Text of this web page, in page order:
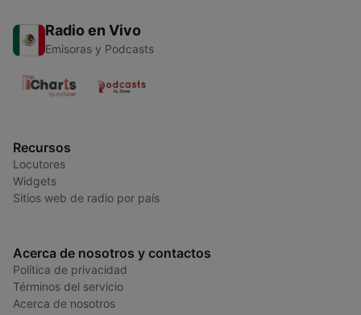
Radio en Vivo
Emisoras y Podcasts
Recursos
Locutores
Widgets
Sitios web de radio por país
Acerca de nosotros y contactos
Política de privacidad
Términos del servicio
Acerca de nosotros